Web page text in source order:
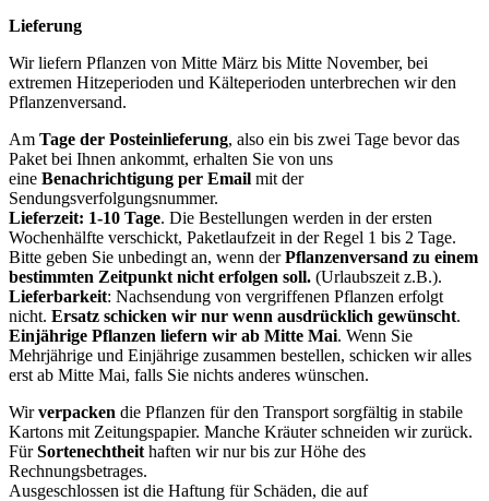
Lieferung
Wir liefern Pflanzen von Mitte März bis Mitte November, bei
extremen Hitzeperioden und Kälteperioden unterbrechen wir den
Pflanzenversand.
Am Tage der Posteinlieferung, also ein bis zwei Tage bevor das
Paket bei Ihnen ankommt, erhalten Sie von uns
eine Benachrichtigung per Email mit der
Sendungsverfolgungsnummer.
Lieferzeit: 1-10 Tage. Die Bestellungen werden in der ersten
Wochenhälfte verschickt, Paketlaufzeit in der Regel 1 bis 2 Tage.
Bitte geben Sie unbedingt an, wenn derPflanzenversand zu einem
bestimmten Zeitpunkt nicht erfolgen soll. (Urlaubszeit z.B.).
Lieferbarkeit: Nachsendung von vergriffenen Pflanzen erfolgt
nicht. Ersatz schicken wir nur wenn ausdrücklich gewünscht.
Einjährige Pflanzen liefern wir ab Mitte Mai. Wenn Sie
Mehrjährige und Einjährige zusammen bestellen, schicken wir alles
erst ab Mitte Mai, falls Sie nichts anderes wünschen.
Wirverpacken die Pflanzen für den Transport sorgfältig in stabile
Kartons mit Zeitungspapier. Manche Kräuter schneiden wir zurück.
FürSortenechtheit haften wir nur bis zur Höhe des
Rechnungsbetrages.
Ausgeschlossen ist die Haftung für Schäden, die auf